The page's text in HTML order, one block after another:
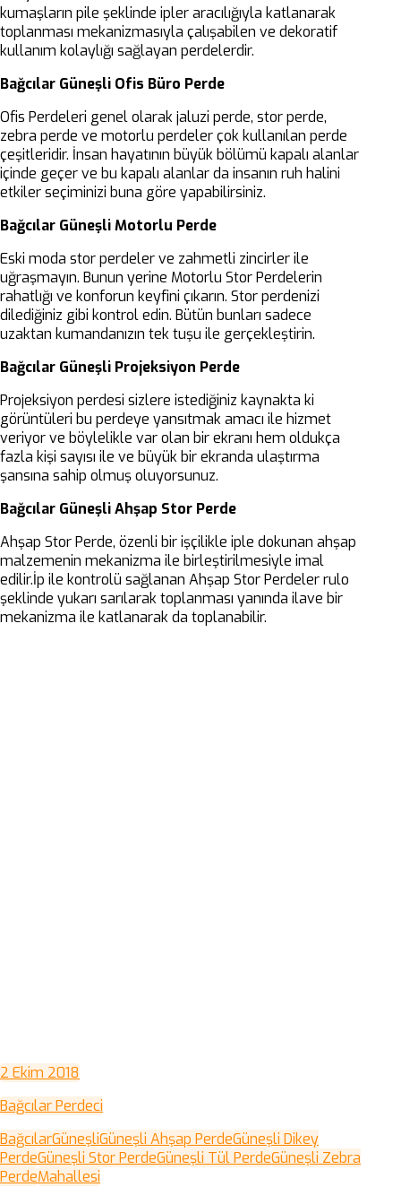
kumaşların pile şeklinde ipler aracılığıyla katlanarak
toplanması mekanizmasıyla çalışabilen ve dekoratif
kullanım kolaylığı sağlayan perdelerdir.
Bağcılar Güneşli Ofis Büro Perde
Ofis Perdeleri genel olarak jaluzi perde, stor perde,
zebra perde ve motorlu perdeler çok kullanılan perde
çeşitleridir. İnsan hayatının büyük bölümü kapalı alanlar
içinde geçer ve bu kapalı alanlar da insanın ruh halini
etkiler seçiminizi buna göre yapabilirsiniz.
Bağcılar Güneşli Motorlu Perde
Eski moda stor perdeler ve zahmetli zincirler ile
uğraşmayın. Bunun yerine Motorlu Stor Perdelerin
rahatlığı ve konforun keyfini çıkarın. Stor perdenizi
dilediğiniz gibi kontrol edin. Bütün bunları sadece
uzaktan kumandanızın tek tuşu ile gerçekleştirin.
Bağcılar Güneşli Projeksiyon Perde
Projeksiyon perdesi sizlere istediğiniz kaynakta ki
görüntüleri bu perdeye yansıtmak amacı ile hizmet
veriyor ve böylelikle var olan bir ekranı hem oldukça
fazla kişi sayısı ile ve büyük bir ekranda ulaştırma
şansına sahip olmuş oluyorsunuz.
Bağcılar Güneşli Ahşap Stor Perde
Ahşap Stor Perde, özenli bir işçilikle iple dokunan ahşap
malzemenin mekanizma ile birleştirilmesiyle imal
edilir.İp ile kontrolü sağlanan Ahşap Stor Perdeler rulo
şeklinde yukarı sarılarak toplanması yanında ilave bir
mekanizma ile katlanarak da toplanabilir.
2 Ekim 2018
Bağcılar Perdeci
BağcılarGüneşliGüneşli Ahşap PerdeGüneşli Dikey
PerdeGüneşli Stor PerdeGüneşli Tül PerdeGüneşli Zebra
PerdeMahallesi